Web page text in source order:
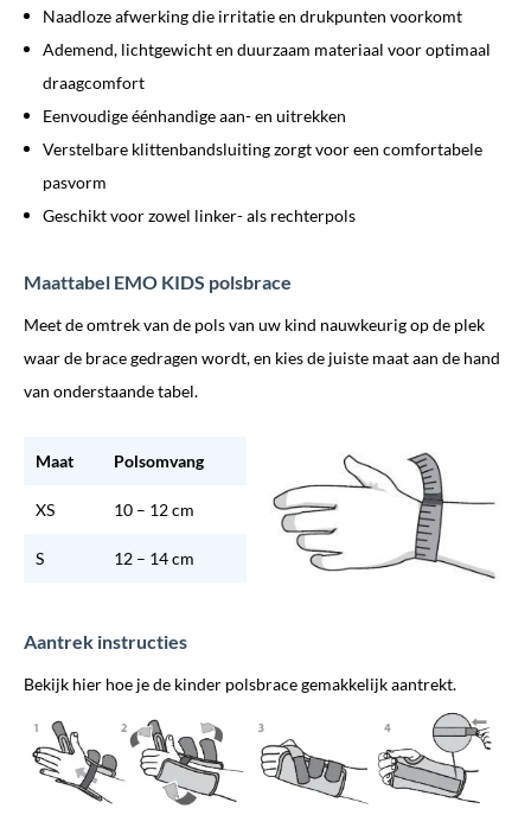
Naadloze afwerking die irritatie en drukpunten voorkomt
Ademend, lichtgewicht en duurzaam materiaal voor optimaal
draagcomfort
Eenvoudige éénhandige aan- en uitrekken
Verstelbare klittenbandsluiting zorgt voor een comfortabele
pasvorm
Geschikt voor zowel linker- als rechterpols
Maattabel EMO KIDS polsbrace
Meet de omtrek van de pols van uw kind nauwkeurig op de plek
waar de brace gedragen wordt, en kies de juiste maat aan de hand
van onderstaande tabel.
Maat Polsomvang
XS 10 – 12 cm
S 12 – 14 cm
Aantrek instructies
Bekijk hier hoe je de kinder polsbrace gemakkelijk aantrekt.